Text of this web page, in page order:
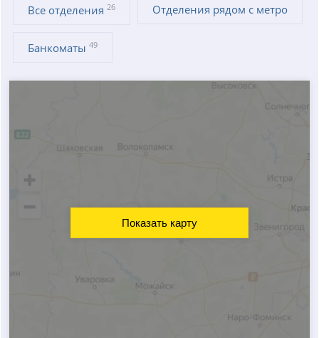
Все отделения26 Отделения рядом с метро
Банкоматы49
Показать карту